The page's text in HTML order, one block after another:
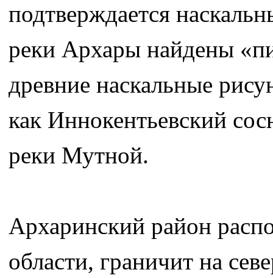
подтверждается
реки Архары найдены
древние наскальные
как Иннокентьевский
реки Мутной.
Архаринский район
области, граничит на